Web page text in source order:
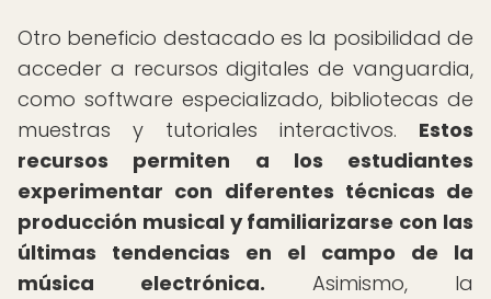
Otro beneficio destacado es la posibilidad de
acceder a recursos digitales de vanguardia,
como software especializado, bibliotecas de
muestras y tutoriales interactivos. Estos
recursos permiten a los estudiantes
experimentar con diferentes técnicas de
producción musical y familiarizarse con las
últimas tendencias en el campo de la
música electrónica. Asimismo, la